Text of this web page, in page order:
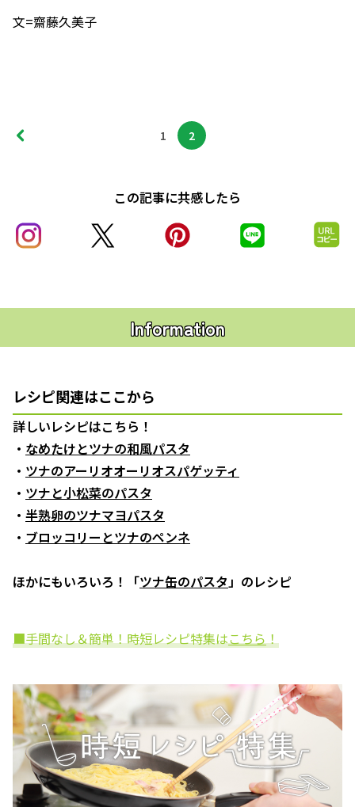
文=齋藤久美子
1 2
この記事に共感したら
Information
レシピ関連はここから
詳しいレシピはこちら！
・ なめたけとツナの和風パスタ
・ ツナのアーリオオーリオスパゲッティ
・ ツナと小松菜のパスタ
・ 半熟卵のツナマヨパスタ
・ ブロッコリーとツナのペンネ
ほかにもいろいろ！「ツナ缶のパスタ」のレシピ
■手間なし＆簡単！時短レシピ特集はこちら！